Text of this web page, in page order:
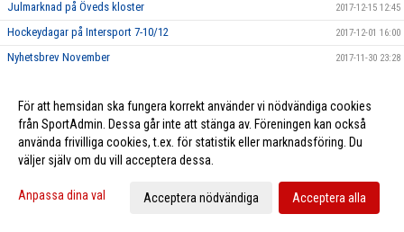
Julmarknad på Öveds kloster 2017-12-15 12:45
Hockeydagar på Intersport 7-10/12 2017-12-01 16:00
Nyhetsbrev November 2017-11-30 23:28
Lundaspelare i Tv pucken 2017 2017-11-01 16:15
Nyhetsbrev Oktober
Höstlov i ishallen
2017-10-23 19:58
2017-10-20 22:00
För att hemsidan ska fungera korrekt använder vi nödvändiga cookies
från SportAdmin. Dessa går inte att stänga av. Föreningen kan också
använda frivilliga cookies, t.ex. för statistik eller marknadsföring. Du
väljer själv om du vill acceptera dessa.
Anpassa dina val Acceptera nödvändiga Acceptera alla